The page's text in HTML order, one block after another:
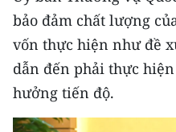
한국어
bảo đảm chất lượng
vốn thực hiện như đề
dẫn đến phải thực
hưởng tiến độ.